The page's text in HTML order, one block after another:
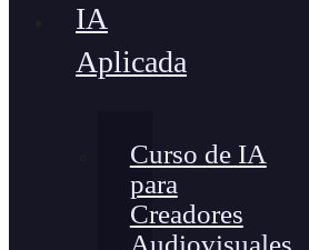
IA
Aplicada
Curso de IA
para
Creadores
Audiovisuales